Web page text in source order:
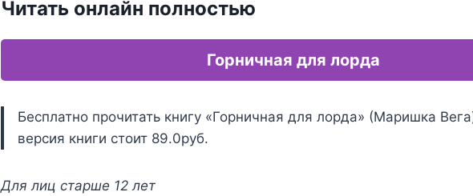
Читать онлайн полностью
Горничная для лорда
Бесплатно прочитать книгу «Горничная для лорда» (Маришка
версия книги стоит 89.0руб.
Для лиц старше 12 лет